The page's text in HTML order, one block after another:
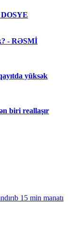
- RƏSMİ
yüksək
biri reallaşır
15 min manatı